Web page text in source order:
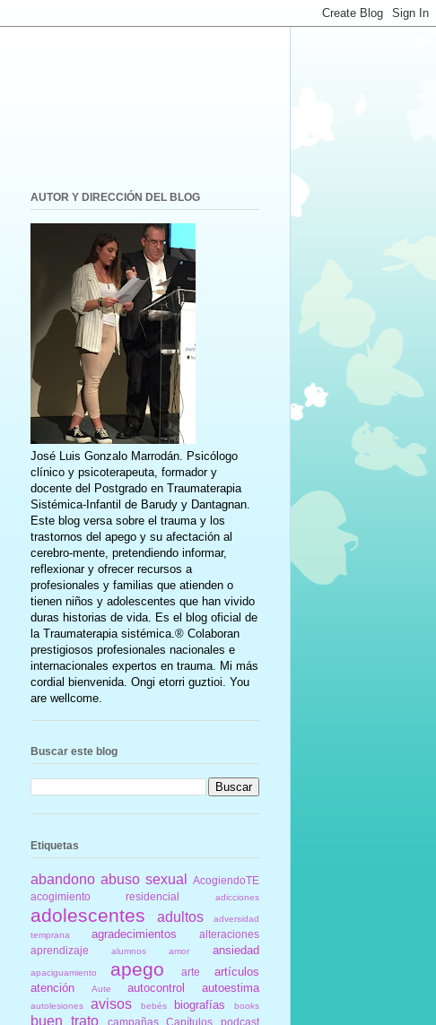
AUTOR Y DIRECCIÓN DEL BLOG
José Luis Gonzalo Marrodán. Psicólogo
clínico y psicoterapeuta, formador y
docente del Postgrado en Traumaterapia
Sistémica-Infantil de Barudy y Dantagnan.
Este blog versa sobre el trauma y los
trastornos del apego y su afectación al
cerebro-mente, pretendiendo informar,
reflexionar y ofrecer recursos a
profesionales y familias que atienden o
tienen niños y adolescentes que han vivido
duras historias de vida. Es el blog oficial de
la Traumaterapia sistémica.® Colaboran
prestigiosos profesionales nacionales e
internacionales expertos en trauma. Mi más
cordial bienvenida. Ongi etorri guztioi. You
are wellcome.
Buscar este blog
Etiquetas
abandono abuso sexual
AcogiendoTE
acogimiento residencial
adicciones
adolescentes adultos
adversidad
temprana
agradecimientos
alteraciones
aprendizaje
alumnos amor ansiedad
apaciguamiento apego arte
artículos
atención
Aute autocontrol autoestima
autolesiones avisos bebés biografías books
buen trato campañas Capítulos podcast